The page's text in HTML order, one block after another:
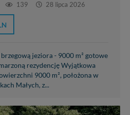
139 28 lipca 2026
jeziora - 9000 m² gotowe
rezydencję Wyjątkowa
9000 m², położona w
Małych, z...